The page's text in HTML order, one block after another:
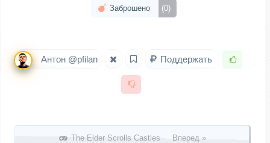
Заброшено (0)
Антон @pfilan Поддержать
Запись навигация
The Elder Scrolls Castles Вперед »